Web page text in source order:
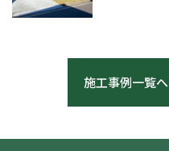
施工事例一覧へ